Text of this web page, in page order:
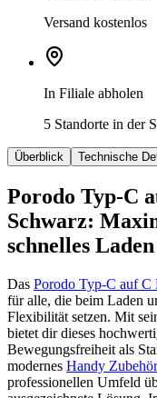
Versand kostenlos
In Filiale abholen
5 Standorte in der
Überblick Technische
Porodo Typ-C
Schwarz:
schnelles
Das Porodo Typ-C auf C
für alle, die beim Laden
Flexibilität setzen. Mit
bietet dir dieses
Bewegungsfreiheit als
modernes Handy Zubehör
professionellen Umfeld